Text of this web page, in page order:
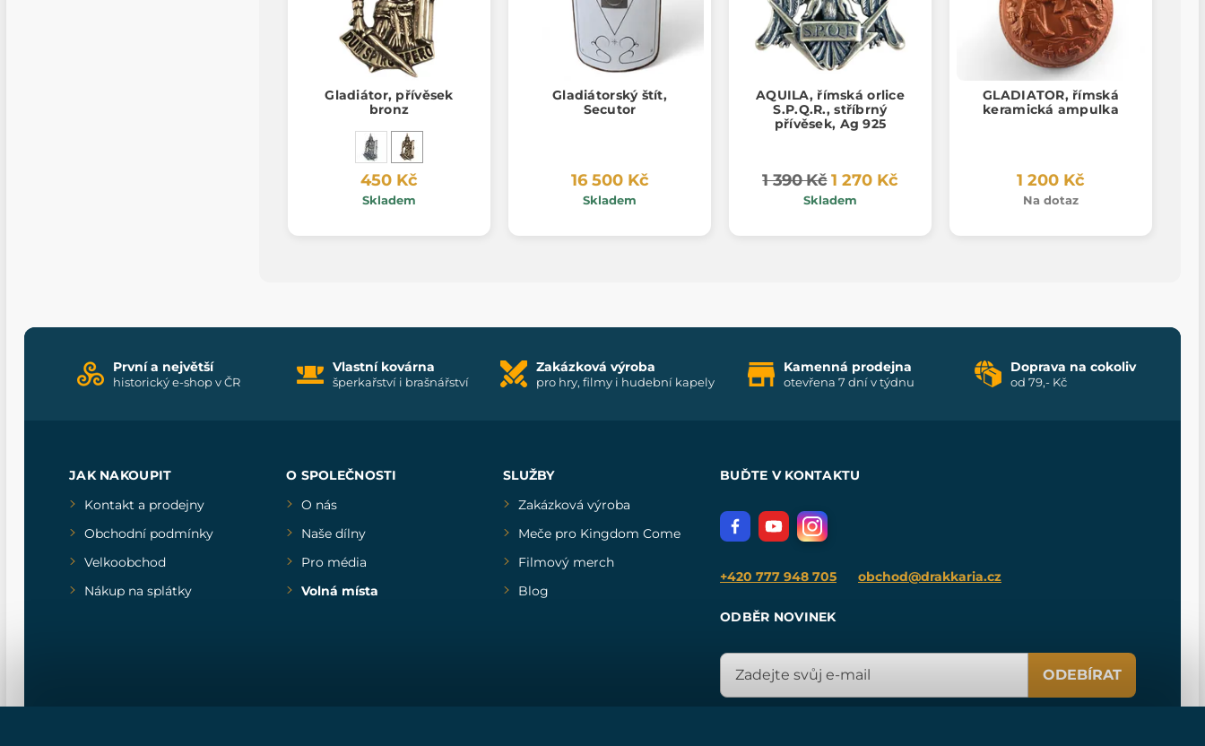
Gladiátor, přívěsek
bronz
450 Kč
Skladem
Gladiátorský štít,
Secutor
16 500 Kč
Skladem
AQUILA, římská orlice
S.P.Q.R., stříbrný
přívěsek, Ag 925
1 390 Kč 1 270 Kč
Skladem
GLADIATOR, římská
keramická ampulka
1 200 Kč
Na dotaz
První a největší
historický e-shop v ČR
Vlastní kovárna
šperkařství i brašnářství
Zakázková výroba
pro hry, filmy i hudební kapely
Kamenná prodejna
otevřena 7 dní v týdnu
Doprava na cokoliv
od 79,- Kč
JAK NAKOUPIT
Kontakt a prodejny
Obchodní podmínky
Velkoobchod
Nákup na splátky
O SPOLEČNOSTI
O nás
Naše dílny
Pro média
Volná místa
SLUŽBY
Zakázková výroba
Meče pro Kingdom Come
Filmový merch
Blog
BUĎTE V KONTAKTU
+420 777 948 705 obchod@drakkaria.cz
ODBĚR NOVINEK
ODEBÍRAT